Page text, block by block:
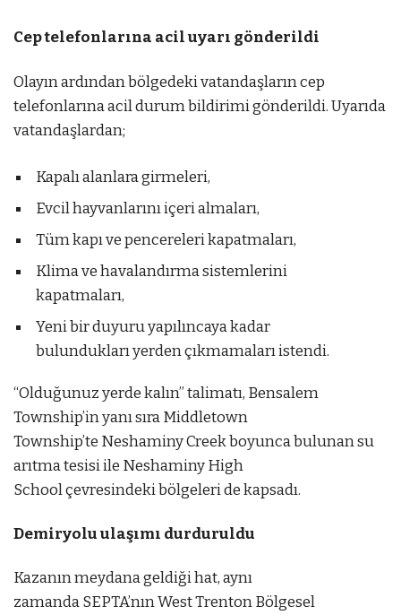
Cep telefonlarına acil uyarı gönderildi
Olayın ardından bölgedeki vatandaşların cep
telefonlarına acil durum bildirimi gönderildi. Uyarıda
vatandaşlardan;
Kapalı alanlara girmeleri,
Evcil hayvanlarını içeri almaları,
Tüm kapı ve pencereleri kapatmaları,
Klima ve havalandırma sistemlerini
kapatmaları,
Yeni bir duyuru yapılıncaya kadar
bulundukları yerden çıkmamaları istendi.
“Olduğunuz yerde kalın” talimatı, Bensalem
Township’in yanı sıra Middletown
Township’te Neshaminy Creek boyunca bulunan su
arıtma tesisi ile Neshaminy High
School çevresindeki bölgeleri de kapsadı.
Demiryolu ulaşımı durduruldu
Kazanın meydana geldiği hat, aynı
zamanda SEPTA’nın West Trenton Bölgesel